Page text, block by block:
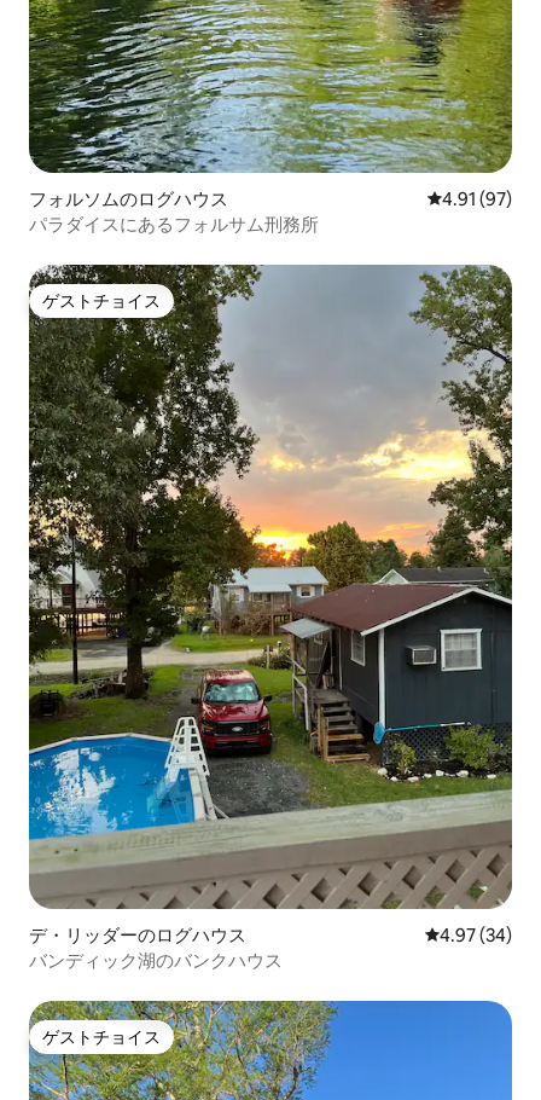
フォルソムのログハウス レビュー97
4.91 (97)
パラダイスにあるフォルサム刑務所
ゲストチョイス
ゲストチョイス
デ・リッダーのログハウス レビュー34
4.97 (34)
バンディック湖のバンクハウス
ゲストチョイス
ゲストチョイス